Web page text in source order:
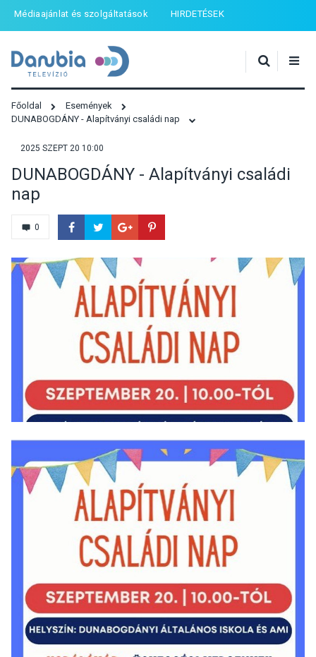
Médiaajánlat és szolgáltatások HIRDETÉSEK
Főoldal
Események
DUNABOGDÁNY - Alapítványi családi nap
2025 SZEPT 20 10:00
DUNABOGDÁNY - Alapítványi családi
nap
0